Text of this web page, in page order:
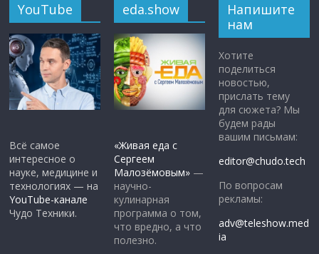
YouTube
Всё самое
интересное о
науке, медицине и
технологиях — на
YouTube-канале
Чудо Техники.
eda.show
«Живая еда с
Сергеем
Малозёмовым» —
научно-
кулинарная
программа о том,
что вредно, а что
полезно.
Напишите
нам
Хотите
поделиться
новостью,
прислать тему
для сюжета? Мы
будем рады
вашим письмам:
editor@chudo.tech
По вопросам
рекламы:
adv@teleshow.med
ia